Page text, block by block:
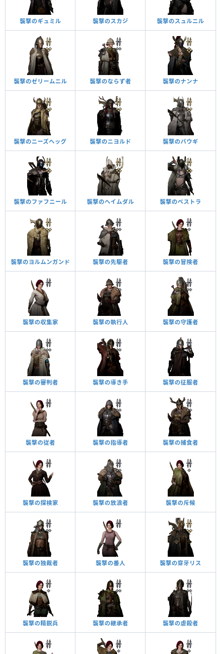
襲撃のギュミル 襲撃のスカジ 襲撃のスュルニル
襲撃のゼリームニル 襲撃のならず者 襲撃のナンナ
襲撃のニーズヘッグ 襲撃のニヨルド 襲撃のバウギ
襲撃のファフニール 襲撃のヘイムダル 襲撃のベストラ
襲撃のヨルムンガンド 襲撃の先駆者 襲撃の冒険者
襲撃の収集家 襲撃の執行人 襲撃の守護者
襲撃の審判者 襲撃の導き手 襲撃の征服者
襲撃の従者 襲撃の指導者 襲撃の捕食者
襲撃の探検家 襲撃の放浪者 襲撃の斥候
襲撃の独裁者 襲撃の番人 襲撃の穿牙リス
襲撃の精鋭兵 襲撃の継承者 襲撃の虐殺者